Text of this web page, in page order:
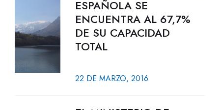
ESPAÑOLA SE
ENCUENTRA AL 67,7%
DE SU CAPACIDAD
TOTAL
22 DE MARZO, 2016